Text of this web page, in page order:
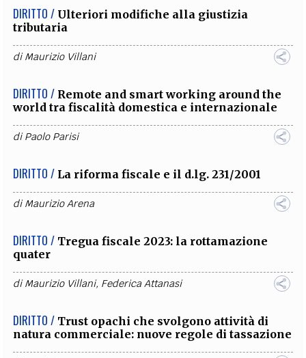
DIRITTO / Ulteriori modifiche alla giustizia
tributaria
diMaurizio Villani
DIRITTO / Remote and smart working around the
world tra fiscalità domestica e internazionale
diPaolo Parisi
DIRITTO / La riforma fiscale e il d.lg. 231/2001
diMaurizio Arena
DIRITTO / Tregua fiscale 2023: la rottamazione
quater
diMaurizio Villani, Federica Attanasi
DIRITTO / Trust opachi che svolgono attività di
natura commerciale: nuove regole di tassazione